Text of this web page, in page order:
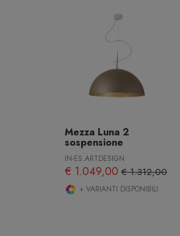
Mezza Luna 2
sospensione
IN-ES.ARTDESIGN
€ 1.049,00€ 1.312,00
+ VARIANTI DISPONIBILI